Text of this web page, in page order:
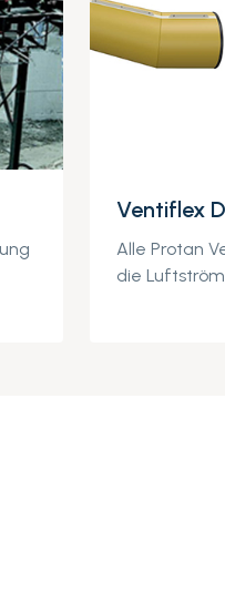
Ventiflex
Alle Protan
die